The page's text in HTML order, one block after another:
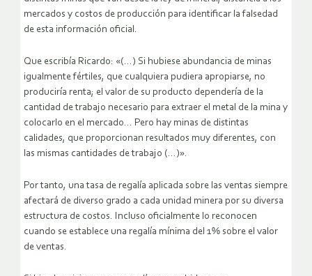
mercados y costos de producción para identificar la falsedad
de esta información oficial.
Que escribía Ricardo: «(…) Si hubiese abundancia de minas
igualmente fértiles, que cualquiera pudiera apropiarse, no
produciría renta; el valor de su producto dependería de la
cantidad de trabajo necesario para extraer el metal de la mina y
colocarlo en el mercado… Pero hay minas de distintas
calidades, que proporcionan resultados muy diferentes, con
las mismas cantidades de trabajo (…)».
Por tanto, una tasa de regalía aplicada sobre las ventas siempre
afectará de diverso grado a cada unidad minera por su diversa
estructura de costos. Incluso oficialmente lo reconocen
cuando se establece una regalía mínima del 1% sobre el valor
de ventas.